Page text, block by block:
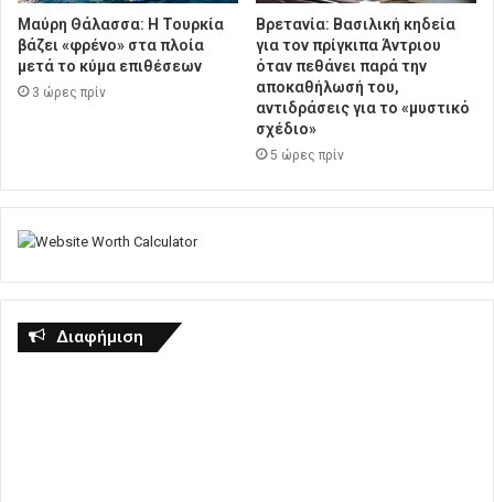
Μαύρη Θάλασσα: Η Τουρκία
βάζει «φρένο» στα πλοία
μετά το κύμα επιθέσεων
3 ώρες πρίν
Βρετανία: Βασιλική κηδεία
για τον πρίγκιπα Άντριου
όταν πεθάνει παρά την
αποκαθήλωσή του,
αντιδράσεις για το «μυστικό
σχέδιο»
5 ώρες πρίν
Διαφήμιση